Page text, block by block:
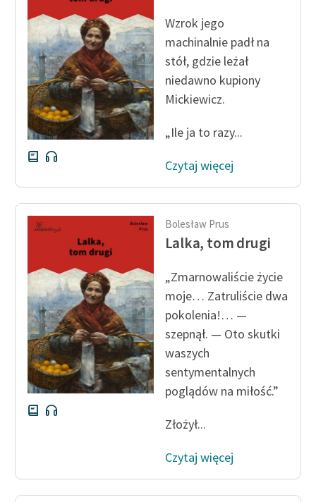
E-kolekcja lektur
szkolnych i literatury do
słuchania dla uczennic i
uczniów z
niepełnosprawnościami
Feministyczne inspiracje.
Popularyzacja
skandynawskiej literatury
feministycznej
Kolekcje edukacyjne
twórców przechodzących
do domeny publicznej,
lektur szkolnych oraz
Starego Testamentu
Odkurzamy bohaterów
Szkoła Poezji Wolnych
Lektur
O nas
Zespół
Wzrok jego
machinalnie padł na
stół, gdzie leżał
niedawno kupiony
Mickiewicz.
„Ile ja to razy...
Czytaj więcej
Bolesław Prus
Lalka, tom drugi
„Zmarnowaliście życie
moje… Zatruliście dwa
pokolenia!… —
szepnął. — Oto skutki
waszych
sentymentalnych
poglądów na miłość.”
Złożył...
Czytaj więcej